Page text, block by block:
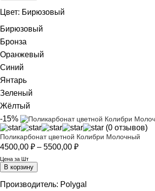
Цвет: Бирюзовый
Бирюзовый
Бронза
Оранжевый
Синий
Янтарь
Зеленый
Жёлтый
-15%
(0 отзывов)
Поликарбонат цветной Колибри Молочный
4500,00 ₽ – 5500,00 ₽Диапазон
5500,00 ₽
Цена за Шт
В корзину
Производитель: Polygal